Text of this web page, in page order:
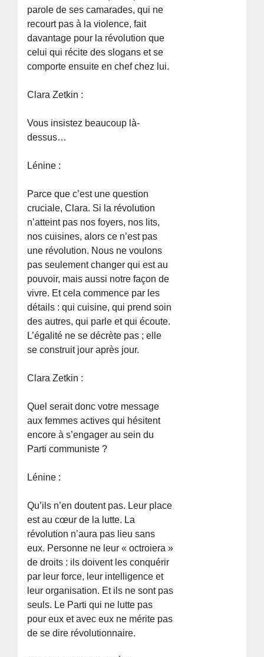
parole de ses camarades, qui ne
recourt pas à la violence, fait
davantage pour la révolution que
celui qui récite des slogans et se
comporte ensuite en chef chez lui.
Clara Zetkin :
Vous insistez beaucoup là-
dessus…
Lénine :
Parce que c’est une question
cruciale, Clara. Si la révolution
n’atteint pas nos foyers, nos lits,
nos cuisines, alors ce n’est pas
une révolution. Nous ne voulons
pas seulement changer qui est au
pouvoir, mais aussi notre façon de
vivre. Et cela commence par les
détails : qui cuisine, qui prend soin
des autres, qui parle et qui écoute.
L’égalité ne se décrète pas ; elle
se construit jour après jour.
Clara Zetkin :
Quel serait donc votre message
aux femmes actives qui hésitent
encore à s’engager au sein du
Parti communiste ?
Lénine :
Qu’ils n’en doutent pas. Leur place
est au cœur de la lutte. La
révolution n’aura pas lieu sans
eux. Personne ne leur « octroiera »
de droits : ils doivent les conquérir
par leur force, leur intelligence et
leur organisation. Et ils ne sont pas
seuls. Le Parti qui ne lutte pas
pour eux et avec eux ne mérite pas
de se dire révolutionnaire.